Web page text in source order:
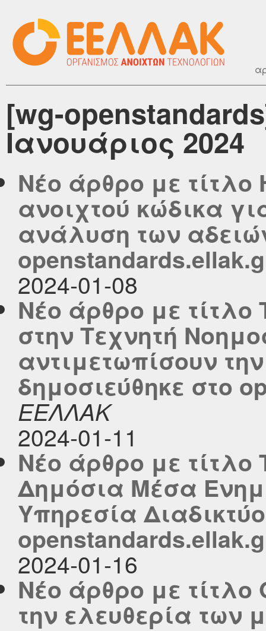
[wg-
Ιανουάριος 2024
Νέο άρθρο με τίτλο
ανοιχτού κώδικα
ανάλυση των
2024-01-08
Νέο άρθρο με
στην Τεχνητή
αντιμετωπίσουν
δημοσιεύθηκε στο
ΕΕΛΛΑΚ
2024-01-11
Νέο άρθρο με
Δημόσια Μέσα
Υπηρεσία
2024-01-16
Νέο άρθρο με
την ελευθερία των